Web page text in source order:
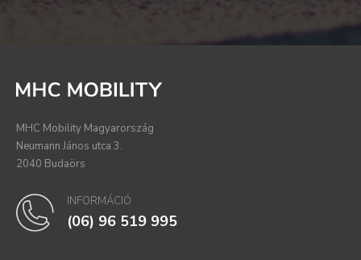
MHC Mobility Magyarország
Neumann János utca 3.
2040 Budaörs
INFORMÁCIÓ
(06) 96 519 995